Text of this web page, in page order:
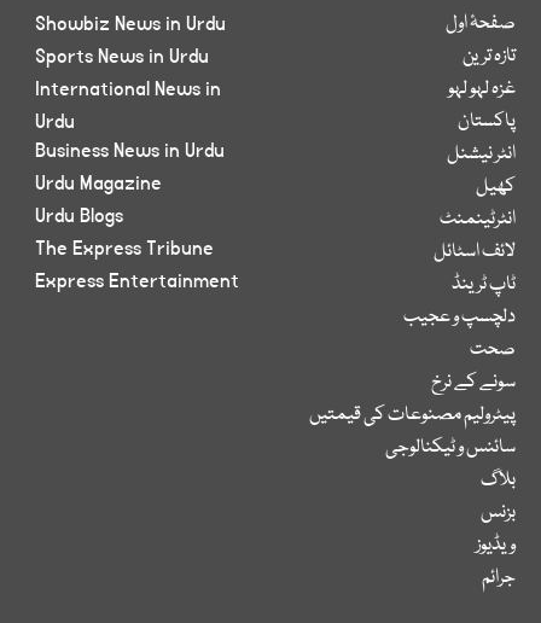
صفحۂ اول
تازہ ترین
غزہ لہو لہو
پاکستان
انٹر نیشنل
کھیل
انٹرٹینمنٹ
لائف اسٹائل
ٹاپ ٹرینڈ
دلچسپ و عجیب
صحت
سونے کے نرخ
پیٹرولیم مصنوعات کی قیمتیں
سائنس و ٹیکنالوجی
بلاگ
بزنس
ویڈیوز
جرائم
Showbiz News in Urdu
Sports News in Urdu
International News in
Urdu
Business News in Urdu
Urdu Magazine
Urdu Blogs
The Express Tribune
Express Entertainment